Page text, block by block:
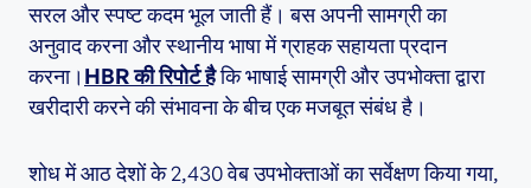
सरल और स्पष्ट कदम भूल जाती हैं। बस अपनी सामग्री का
अनुवाद करना और स्थानीय भाषा में ग्राहक सहायता प्रदान
करना। HBR की रिपोर्ट हैकि भाषाई सामग्री और उपभोक्ता द्वारा
खरीदारी करने की संभावना के बीच एक मजबूत संबंध है।
शोध में आठ देशों के 2,430 वेब उपभोक्ताओं का सर्वेक्षण किया गया,